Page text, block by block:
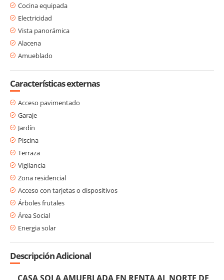
Cocina equipada
Electricidad
Vista panorámica
Alacena
Amueblado
Características externas
Acceso pavimentado
Garaje
Jardín
Piscina
Terraza
Vigilancia
Zona residencial
Acceso con tarjetas o dispositivos
Árboles frutales
Área Social
Energia solar
Descripción Adicional